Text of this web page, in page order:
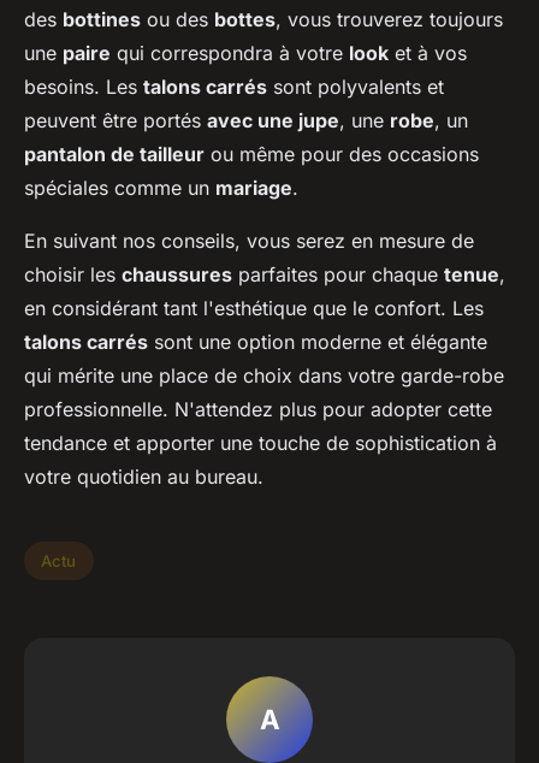
des bottines ou des bottes, vous trouverez toujours
une paire qui correspondra à votre look et à vos
besoins. Les talons carrés sont polyvalents et
peuvent être portés avec une jupe, une robe, un
pantalon de tailleur ou même pour des occasions
spéciales comme un mariage.
En suivant nos conseils, vous serez en mesure de
choisir les chaussures parfaites pour chaque tenue,
en considérant tant l'esthétique que le confort. Les
talons carrés sont une option moderne et élégante
qui mérite une place de choix dans votre garde-robe
professionnelle. N'attendez plus pour adopter cette
tendance et apporter une touche de sophistication à
votre quotidien au bureau.
Actu
A